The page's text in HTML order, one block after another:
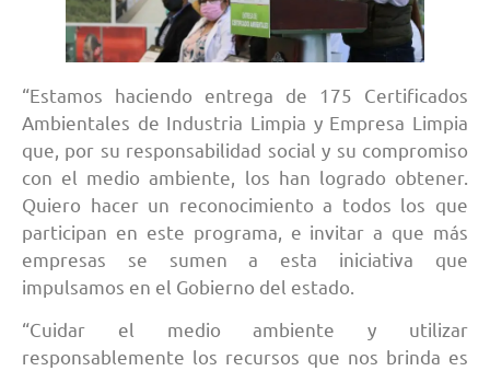
“Estamos haciendo entrega de 175 Certificados
Ambientales de Industria Limpia y Empresa Limpia
que, por su responsabilidad social y su compromiso
con el medio ambiente, los han logrado obtener.
Quiero hacer un reconocimiento a todos los que
participan en este programa, e invitar a que más
empresas se sumen a esta iniciativa que
impulsamos en el Gobierno del estado.
“Cuidar el medio ambiente y utilizar
responsablemente los recursos que nos brinda es